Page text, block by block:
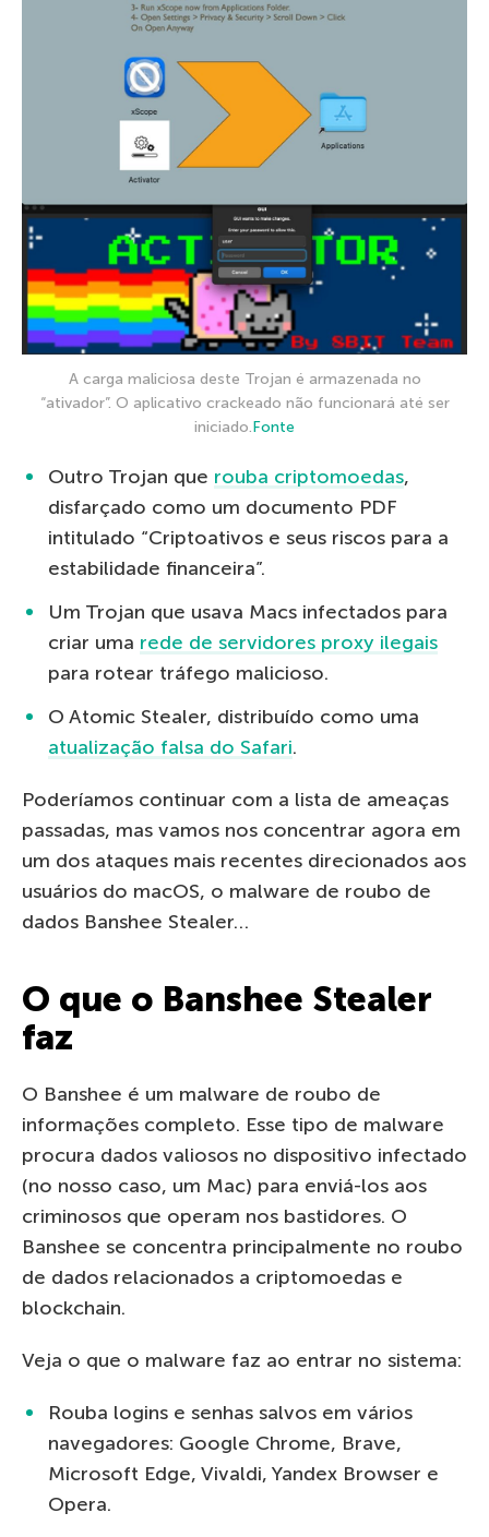
A carga maliciosa deste Trojan é armazenada no
“ativador”. O aplicativo crackeado não funcionará até ser
iniciado.Fonte
Outro Trojan que rouba criptomoedas,
disfarçado como um documento PDF
intitulado “Criptoativos e seus riscos para a
estabilidade financeira”.
Um Trojan que usava Macs infectados para
criar uma rede de servidores proxy ilegais
para rotear tráfego malicioso.
O Atomic Stealer, distribuído como uma
atualização falsa do Safari.
Poderíamos continuar com a lista de ameaças
passadas, mas vamos nos concentrar agora em
um dos ataques mais recentes direcionados aos
usuários do macOS, o malware de roubo de
dados Banshee Stealer…
O que o Banshee Stealer
faz
O Banshee é um malware de roubo de
informações completo. Esse tipo de malware
procura dados valiosos no dispositivo infectado
(no nosso caso, um Mac) para enviá-los aos
criminosos que operam nos bastidores. O
Banshee se concentra principalmente no roubo
de dados relacionados a criptomoedas e
blockchain.
Veja o que o malware faz ao entrar no sistema:
Rouba logins e senhas salvos em vários
navegadores: Google Chrome, Brave,
Microsoft Edge, Vivaldi, Yandex Browser e
Opera.